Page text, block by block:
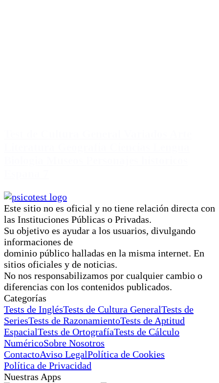
Este sitio no es oficial y no tiene relación directa con
las Instituciones Públicas o Privadas.
Su objetivo es ayudar a los usuarios, divulgando
informaciones de
dominio público halladas en la misma internet. En
sitios oficiales y de noticias.
No nos responsabilizamos por cualquier cambio o
diferencias con los contenidos publicados.
Categorías
Tests de InglésTests de Cultura GeneralTests de
SeriesTests de RazonamientoTests de Aptitud
EspacialTests de OrtografíaTests de Cálculo
NuméricoSobre Nosotros
ContactoAviso LegalPolítica de Cookies
Política de Privacidad
Nuestras Apps